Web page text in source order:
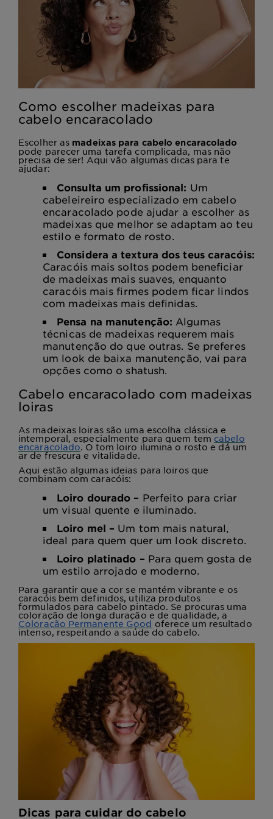
Como escolher madeixas para
cabelo encaracolado
Escolher as madeixas para cabelo encaracolado
pode parecer uma tarefa complicada, mas não
precisa de ser! Aqui vão algumas dicas para te
ajudar:
Consulta um profissional: Um
cabeleireiro especializado em cabelo
encaracolado pode ajudar a escolher as
madeixas que melhor se adaptam ao teu
estilo e formato de rosto.
Considera a textura dos teus caracóis:
Caracóis mais soltos podem beneficiar
de madeixas mais suaves, enquanto
caracóis mais firmes podem ficar lindos
com madeixas mais definidas.
Pensa na manutenção: Algumas
técnicas de madeixas requerem mais
manutenção do que outras. Se preferes
um look de baixa manutenção, vai para
opções como o shatush.
Cabelo encaracolado com madeixas
loiras
As madeixas loiras são uma escolha clássica e
intemporal, especialmente para quem tem cabelo
encaracolado. O tom loiro ilumina o rosto e dá um
ar de frescura e vitalidade.
Aqui estão algumas ideias para loiros que
combinam com caracóis:
Loiro dourado – Perfeito para criar
um visual quente e iluminado.
Loiro mel – Um tom mais natural,
ideal para quem quer um look discreto.
Loiro platinado – Para quem gosta de
um estilo arrojado e moderno.
Para garantir que a cor se mantém vibrante e os
caracóis bem definidos, utiliza produtos
formulados para cabelo pintado. Se procuras uma
coloração de longa duração e de qualidade, a
Coloração Permanente Good oferece um resultado
intenso, respeitando a saúde do cabelo.
Dicas para cuidar do cabelo